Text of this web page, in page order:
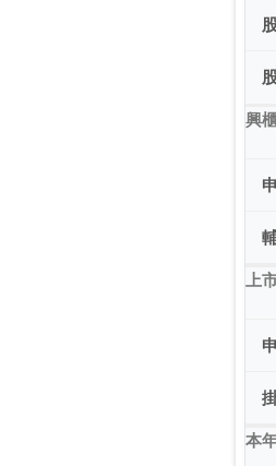
興
上
本